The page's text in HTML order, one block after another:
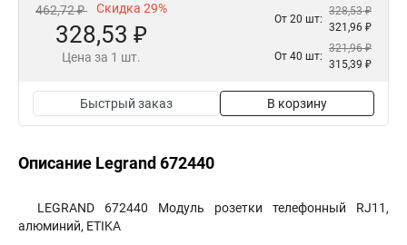
462,72 ₽ Скидка 29%
328,53 ₽
Цена за 1 шт.
От 20 шт:
328,53 ₽
321,96 ₽
От 40 шт:
321,96 ₽
315,39 ₽
Быстрый заказ В корзину
Описание Legrand 672440
LEGRAND 672440 Модуль розетки телефонный RJ11,
алюминий, ETIKA